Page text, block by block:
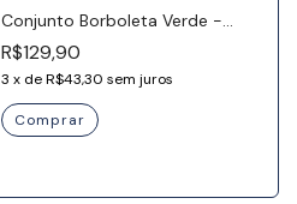
Conjunto Borboleta Verde -
Banho Ouro 18k
R$129,90
3 x deR$43,30 sem juros